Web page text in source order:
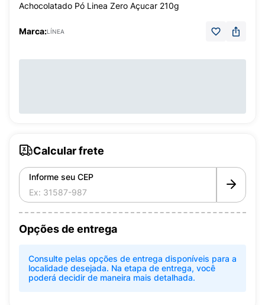
Achocolatado Pó Linea Zero Açucar 210g
Marca:LÍNEA
Calcular frete
Informe seu CEP
Opções de entrega
Consulte pelas opções de entrega disponíveis para a
localidade desejada. Na etapa de entrega, você
poderá decidir de maneira mais detalhada.